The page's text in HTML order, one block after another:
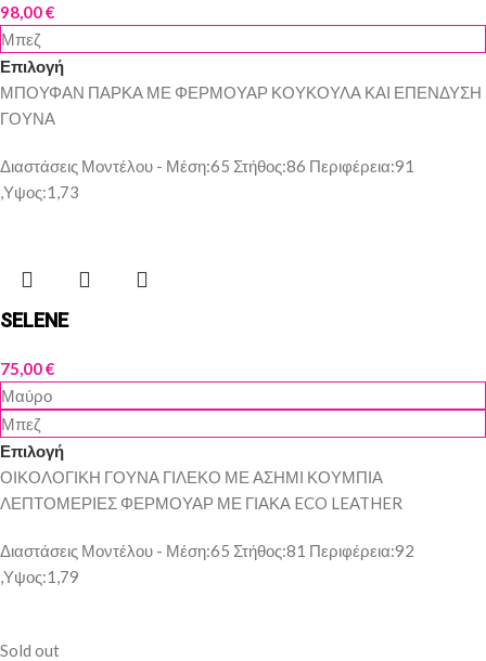
98,00€
Μπεζ
Επιλογή
ΜΠΟΥΦΑΝ ΠΑΡΚΑ ΜΕ ΦΕΡΜΟΥΑΡ ΚΟΥΚΟΥΛΑ ΚΑΙ ΕΠΕΝΔΥΣΗ
ΓΟΥΝΑ
Διαστάσεις Μοντέλου - Μέση:65 Στήθος:86 Περιφέρεια:91
,Υψος:1,73
SELENE
75,00€
Μαύρο
Μπεζ
Επιλογή
ΟΙΚΟΛΟΓΙΚΗ ΓΟΥΝΑ ΓΙΛΕΚΟ ΜΕ ΑΣΗΜΙ ΚΟΥΜΠΙΑ
ΛΕΠΤΟΜΕΡΙΕΣ ΦΕΡΜΟΥΑΡ ΜΕ ΓΙΑΚΑ ECO LEATHER
Διαστάσεις Μοντέλου - Μέση:65 Στήθος:81 Περιφέρεια:92
,Υψος:1,79
Sold out